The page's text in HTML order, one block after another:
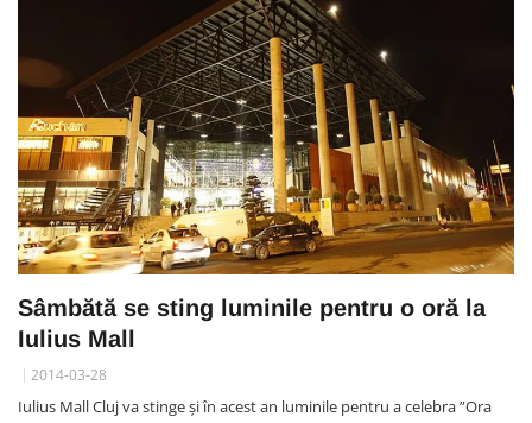
Sâmbătă se sting luminile pentru o oră la
Iulius Mall
2014-03-28
Iulius Mall Cluj va stinge și în acest an luminile pentru a celebra ”Ora